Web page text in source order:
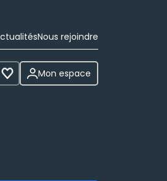
Nous rejoindre
Voir les favoris
Mon espace